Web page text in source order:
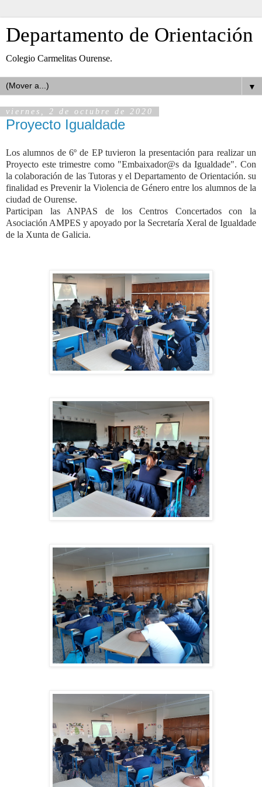
Departamento de Orientación
Colegio Carmelitas Ourense.
▼
viernes, 2 de octubre de 2020
Proyecto Igualdade
Los alumnos de 6º de EP tuvieron la presentación para realizar un
Proyecto este trimestre como "Embaixador@s da Igualdade". Con
la colaboración de las Tutoras y el Departamento de Orientación. su
finalidad es Prevenir la Violencia de Género entre los alumnos de la
ciudad de Ourense.
Participan las ANPAS de los Centros Concertados con la
Asociación AMPES y apoyado por la Secretaría Xeral de Igualdade
de la Xunta de Galicia.